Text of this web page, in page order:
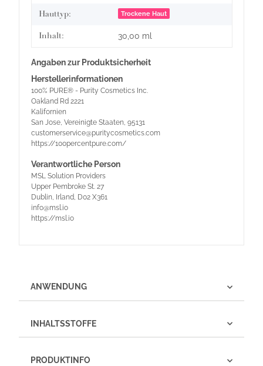
Hauttyp: Trockene Haut
Inhalt: 30,00 ml
Angaben zur Produktsicherheit
Herstellerinformationen
100% PURE® - Purity Cosmetics Inc.
Oakland Rd 2221
Kalifornien
San Jose, Vereinigte Staaten, 95131
customerservice@puritycosmetics.com
https://100percentpure.com/
Verantwortliche Person
MSL Solution Providers
Upper Pembroke St. 27
Dublin, Irland, D02 X361
info@msl.io
https://msl.io
ANWENDUNG
INHALTSSTOFFE
PRODUKTINFO